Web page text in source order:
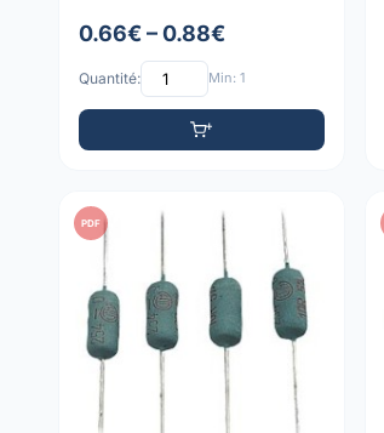
0.66€ – 0.88€
Quantité: Min: 1
PDF